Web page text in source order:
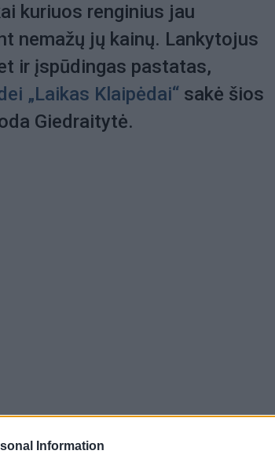
Information
kuriuos renginius jau
nemažų jų kainų. Lankytojus
ir įspūdingas pastatas,
„Laikas Klaipėdai“ sakė šios
Giedraitytė.